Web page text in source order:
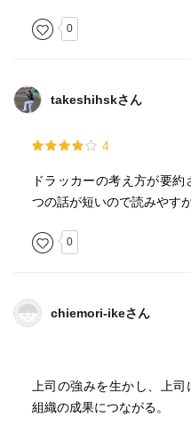
第二に、強みを基盤としな
６５ 「企業家たる者は、
第一に、凝りすぎてはならな
第三に、明日のためにイ
い。今日のために行わなけ
負うべきリスク、第二に
７１ 左脳と右脳の双方を
イノベーションの機会は七
予期せぬこと、ギャップ
の視点、世の中のものの見
る。
真のリーダーは、勤勉さ
権力を集中させずにチーム
受け手が期待しているも
ションを行うことはできない
成果を上げる者は、意図的
思決定の過程では、意見の
決定の実行が具体的な手
責任になるまでは、いか
あるべき組織文化
己れよりも優れたる者の助
0
takeshihskさん
4
ドラッカーの考え方が要
つの話が短いので読みやすか
0
chiemori-ikeさん
上司の強みを生かし、上
組織の成果につながる。